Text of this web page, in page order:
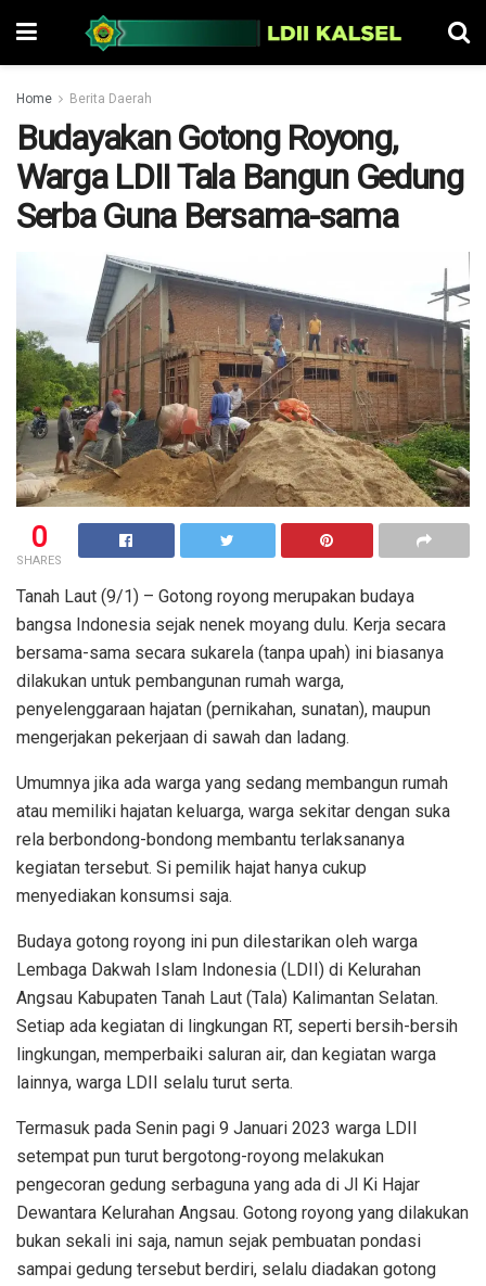
Home Berita Daerah
Budayakan Gotong Royong,
Warga LDII Tala Bangun Gedung
Serba Guna Bersama-sama
0
SHARES
Tanah Laut (9/1) – Gotong royong merupakan budaya
bangsa Indonesia sejak nenek moyang dulu. Kerja secara
bersama-sama secara sukarela (tanpa upah) ini biasanya
dilakukan untuk pembangunan rumah warga,
penyelenggaraan hajatan (pernikahan, sunatan), maupun
mengerjakan pekerjaan di sawah dan ladang.
Umumnya jika ada warga yang sedang membangun rumah
atau memiliki hajatan keluarga, warga sekitar dengan suka
rela berbondong-bondong membantu terlaksananya
kegiatan tersebut. Si pemilik hajat hanya cukup
menyediakan konsumsi saja.
Budaya gotong royong ini pun dilestarikan oleh warga
Lembaga Dakwah Islam Indonesia (LDII) di Kelurahan
Angsau Kabupaten Tanah Laut (Tala) Kalimantan Selatan.
Setiap ada kegiatan di lingkungan RT, seperti bersih-bersih
lingkungan, memperbaiki saluran air, dan kegiatan warga
lainnya, warga LDII selalu turut serta.
Termasuk pada Senin pagi 9 Januari 2023 warga LDII
setempat pun turut bergotong-royong melakukan
pengecoran gedung serbaguna yang ada di Jl Ki Hajar
Dewantara Kelurahan Angsau. Gotong royong yang dilakukan
bukan sekali ini saja, namun sejak pembuatan pondasi
sampai gedung tersebut berdiri, selalu diadakan gotong